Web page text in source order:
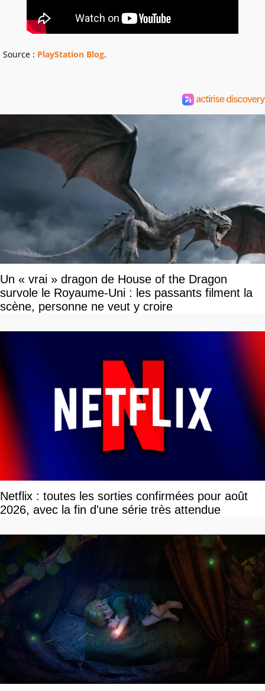
Source : PlayStation Blog.
Un « vrai » dragon de House of the Dragon
survole le Royaume-Uni : les passants filment la
scène, personne ne veut y croire
Netflix : toutes les sorties confirmées pour août
2026, avec la fin d'une série très attendue